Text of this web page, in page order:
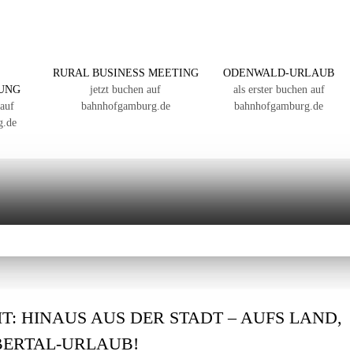
RURAL BUSINESS MEETING
jetzt buchen auf
bahnhofgamburg.de
ODENWALD-URLAUB
als erster buchen auf
bahnhofgamburg.de
HINAUS AUS DER STADT – AUFS LAND,
URLAUB!